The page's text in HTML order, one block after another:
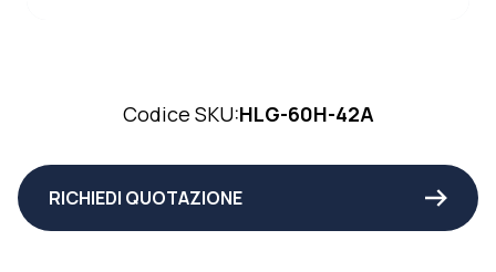
Codice SKU:HLG-60H-42A
RICHIEDI QUOTAZIONE